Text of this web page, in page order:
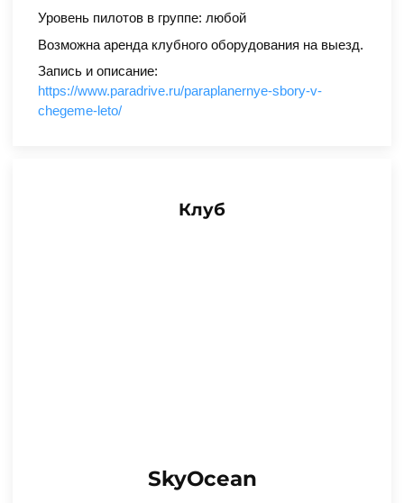
Уровень пилотов в группе: любой
Возможна аренда клубного оборудования на выезд.
Запись и описание:
https://www.paradrive.ru/paraplanernye-sbory-v-
chegeme-leto/
Клуб
SkyOcean